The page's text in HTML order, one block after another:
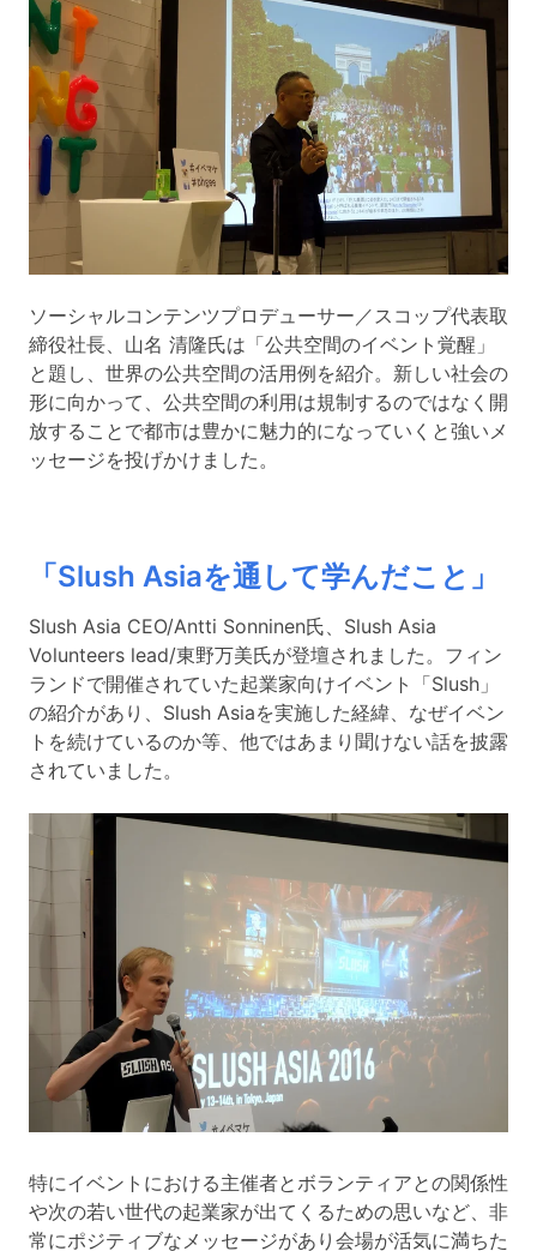
ソーシャルコンテンツプロデューサー／スコップ代表取
締役社長、山名 清隆氏は「公共空間のイベント覚醒」
と題し、世界の公共空間の活用例を紹介。新しい社会の
形に向かって、公共空間の利用は規制するのではなく開
放することで都市は豊かに魅力的になっていくと強いメ
ッセージを投げかけました。
「Slush Asiaを通して学んだこと」
Slush Asia CEO/Antti Sonninen氏、Slush Asia
Volunteers lead/東野万美氏が登壇されました。フィン
ランドで開催されていた起業家向けイベント「Slush」
の紹介があり、Slush Asiaを実施した経緯、なぜイベン
トを続けているのか等、他ではあまり聞けない話を披露
されていました。
特にイベントにおける主催者とボランティアとの関係性
や次の若い世代の起業家が出てくるための思いなど、非
常にポジティブなメッセージがあり会場が活気に満ちた